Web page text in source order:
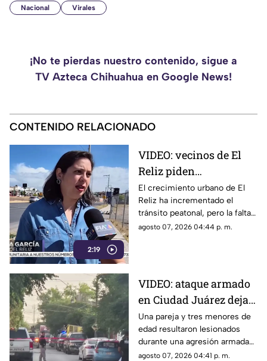
Nacional Virales
¡No te pierdas nuestro contenido, sigue a
TV Azteca Chihuahua en Google News!
CONTENIDO RELACIONADO
2:19
VIDEO: vecinos de El
Reliz piden
construcción de
banquetas ante riesgo
para peatones
El crecimiento urbano de El
Reliz ha incrementado el
tránsito peatonal, pero la falta
de banquetas obliga a
agosto 07, 2026 04:44 p. m.
VIDEO: ataque armado
en Ciudad Juárez deja
cinco personas
heridas, entre ellos tres
menores
Una pareja y tres menores de
edad resultaron lesionados
durante una agresión armada
registrada en el
agosto 07, 2026 04:41 p. m.